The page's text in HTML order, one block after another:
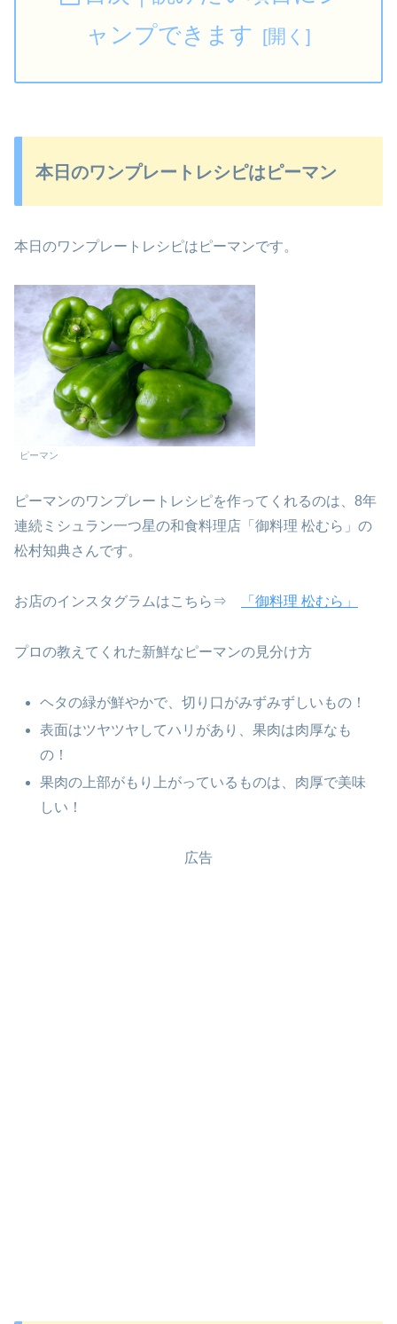
ャンプできます
本日のワンプレートレシピはピーマン
本日のワンプレートレシピはピーマンです。
ピーマン
ピーマンのワンプレートレシピを作ってくれるのは、8年
連続ミシュラン一つ星の和食料理店「御料理 松むら」の
松村知典さんです。
お店のインスタグラムはこちら⇒ 「御料理 松むら」
プロの教えてくれた新鮮なピーマンの見分け方
ヘタの緑が鮮やかで、切り口がみずみずしいもの！
表面はツヤツヤしてハリがあり、果肉は肉厚なも
の！
果肉の上部がもり上がっているものは、肉厚で美味
しい！
広告